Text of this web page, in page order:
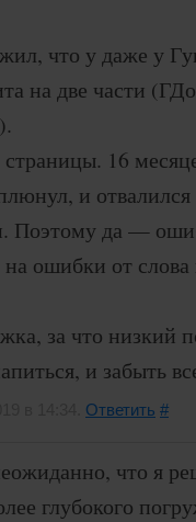
что у даже у
на две части
16
и отвалился
Поэтому да —
ошибки от
за что низкий
и забыть
Ответить #
что я
глубокого